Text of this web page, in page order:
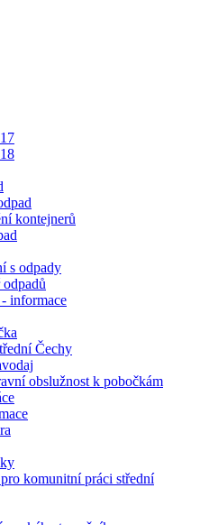
kontejnerů
s odpady
informace
Čechy
obslužnost k pobočkám
komunitní práci střední